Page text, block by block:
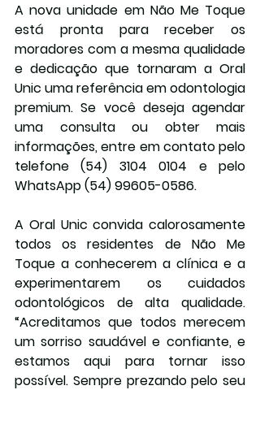
A nova unidade em Não Me Toque
está pronta para receber os
moradores com a mesma qualidade
e dedicação que tornaram a Oral
Unic uma referência em odontologia
premium. Se você deseja agendar
uma consulta ou obter mais
informações, entre em contato pelo
telefone (54) 3104 0104 e pelo
WhatsApp (54) 99605-0586.
A Oral Unic convida calorosamente
todos os residentes de Não Me
Toque a conhecerem a clínica e a
experimentarem os cuidados
odontológicos de alta qualidade.
“Acreditamos que todos merecem
um sorriso saudável e confiante, e
estamos aqui para tornar isso
possível. Sempre prezando pelo seu